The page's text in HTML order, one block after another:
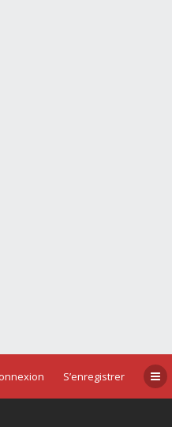
S’enregistrer